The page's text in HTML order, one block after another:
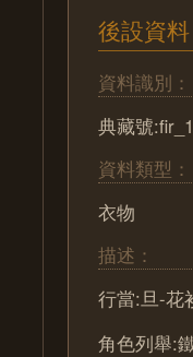
後設資料
資料識別：
典藏號
資料類型：
衣物
描述：
行當:旦-花
角色列舉: